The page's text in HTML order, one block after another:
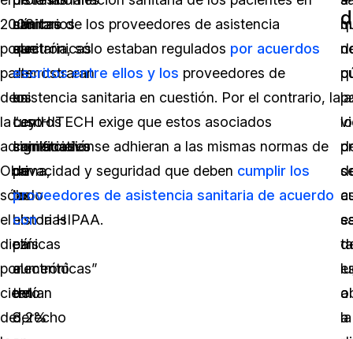
2008
por
parte
de
la
administración
Obama,
sólo
el
diez
por
ciento
de
sanitarios
que
demostraran
un
“uso
significativo
de
las
historias
clínicas
electrónicas”
tenían
derecho
clínicas
electrónicas
en
los
centros
sanitarios
de
todo
el
país
aumentó
del
3,2%
nombre de los proveedores de asistencia
sanitaria, sólo estaban regulados por acuerdos
escritos entre ellos y los proveedores de
asistencia sanitaria en cuestión. Por el contrario, la
Ley HITECH exige que estos asociados
comerciales se adhieran a las mismas normas de
privacidad y seguridad que deben cumplir los
proveedores de asistencia sanitaria de acuerdo
conla HIPAA.
a
la
a